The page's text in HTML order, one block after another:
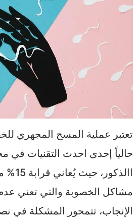
حالياً إحدى احدث التقنيات في
مشاكل الخصوبة والتي تعني
الإنجاب، تتمحور المشكلة في